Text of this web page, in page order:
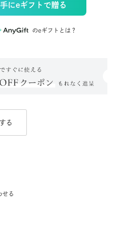
にeギフトで贈る
のeギフトとは？
る
せる